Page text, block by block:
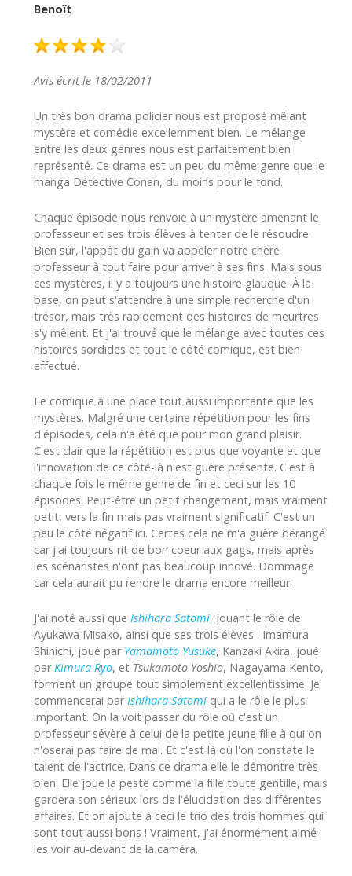
Benoît
Avis écrit le 18/02/2011
Un très bon drama policier nous est proposé mêlant
mystère et comédie excellemment bien. Le mélange
entre les deux genres nous est parfaitement bien
représenté. Ce drama est un peu du même genre que le
manga Détective Conan, du moins pour le fond.
Chaque épisode nous renvoie à un mystère amenant le
professeur et ses trois élèves à tenter de le résoudre.
Bien sûr, l'appât du gain va appeler notre chère
professeur à tout faire pour arriver à ses fins. Mais sous
ces mystères, il y a toujours une histoire glauque. À la
base, on peut s'attendre à une simple recherche d'un
trésor, mais très rapidement des histoires de meurtres
s'y mêlent. Et j'ai trouvé que le mélange avec toutes ces
histoires sordides et tout le côté comique, est bien
effectué.
Le comique a une place tout aussi importante que les
mystères. Malgré une certaine répétition pour les fins
d'épisodes, cela n'a été que pour mon grand plaisir.
C'est clair que la répétition est plus que voyante et que
l'innovation de ce côté-là n'est guère présente. C'est à
chaque fois le même genre de fin et ceci sur les 10
épisodes. Peut-être un petit changement, mais vraiment
petit, vers la fin mais pas vraiment significatif. C'est un
peu le côté négatif ici. Certes cela ne m'a guère dérangé
car j'ai toujours rit de bon coeur aux gags, mais après
les scénaristes n'ont pas beaucoup innové. Dommage
car cela aurait pu rendre le drama encore meilleur.
J'ai noté aussi que Ishihara Satomi, jouant le rôle de
Ayukawa Misako, ainsi que ses trois élèves : Imamura
Shinichi, joué par Yamamoto Yusuke, Kanzaki Akira, joué
parKimura Ryo, et Tsukamoto Yoshio, Nagayama Kento,
forment un groupe tout simplement excellentissime. Je
commencerai parIshihara Satomi qui a le rôle le plus
important. On la voit passer du rôle où c'est un
professeur sévère à celui de la petite jeune fille à qui on
n'oserai pas faire de mal. Et c'est là où l'on constate le
talent de l'actrice. Dans ce drama elle le démontre très
bien. Elle joue la peste comme la fille toute gentille, mais
gardera son sérieux lors de l'élucidation des différentes
affaires. Et on ajoute à ceci le trio des trois hommes qui
sont tout aussi bons ! Vraiment, j'ai énormément aimé
les voir au-devant de la caméra.